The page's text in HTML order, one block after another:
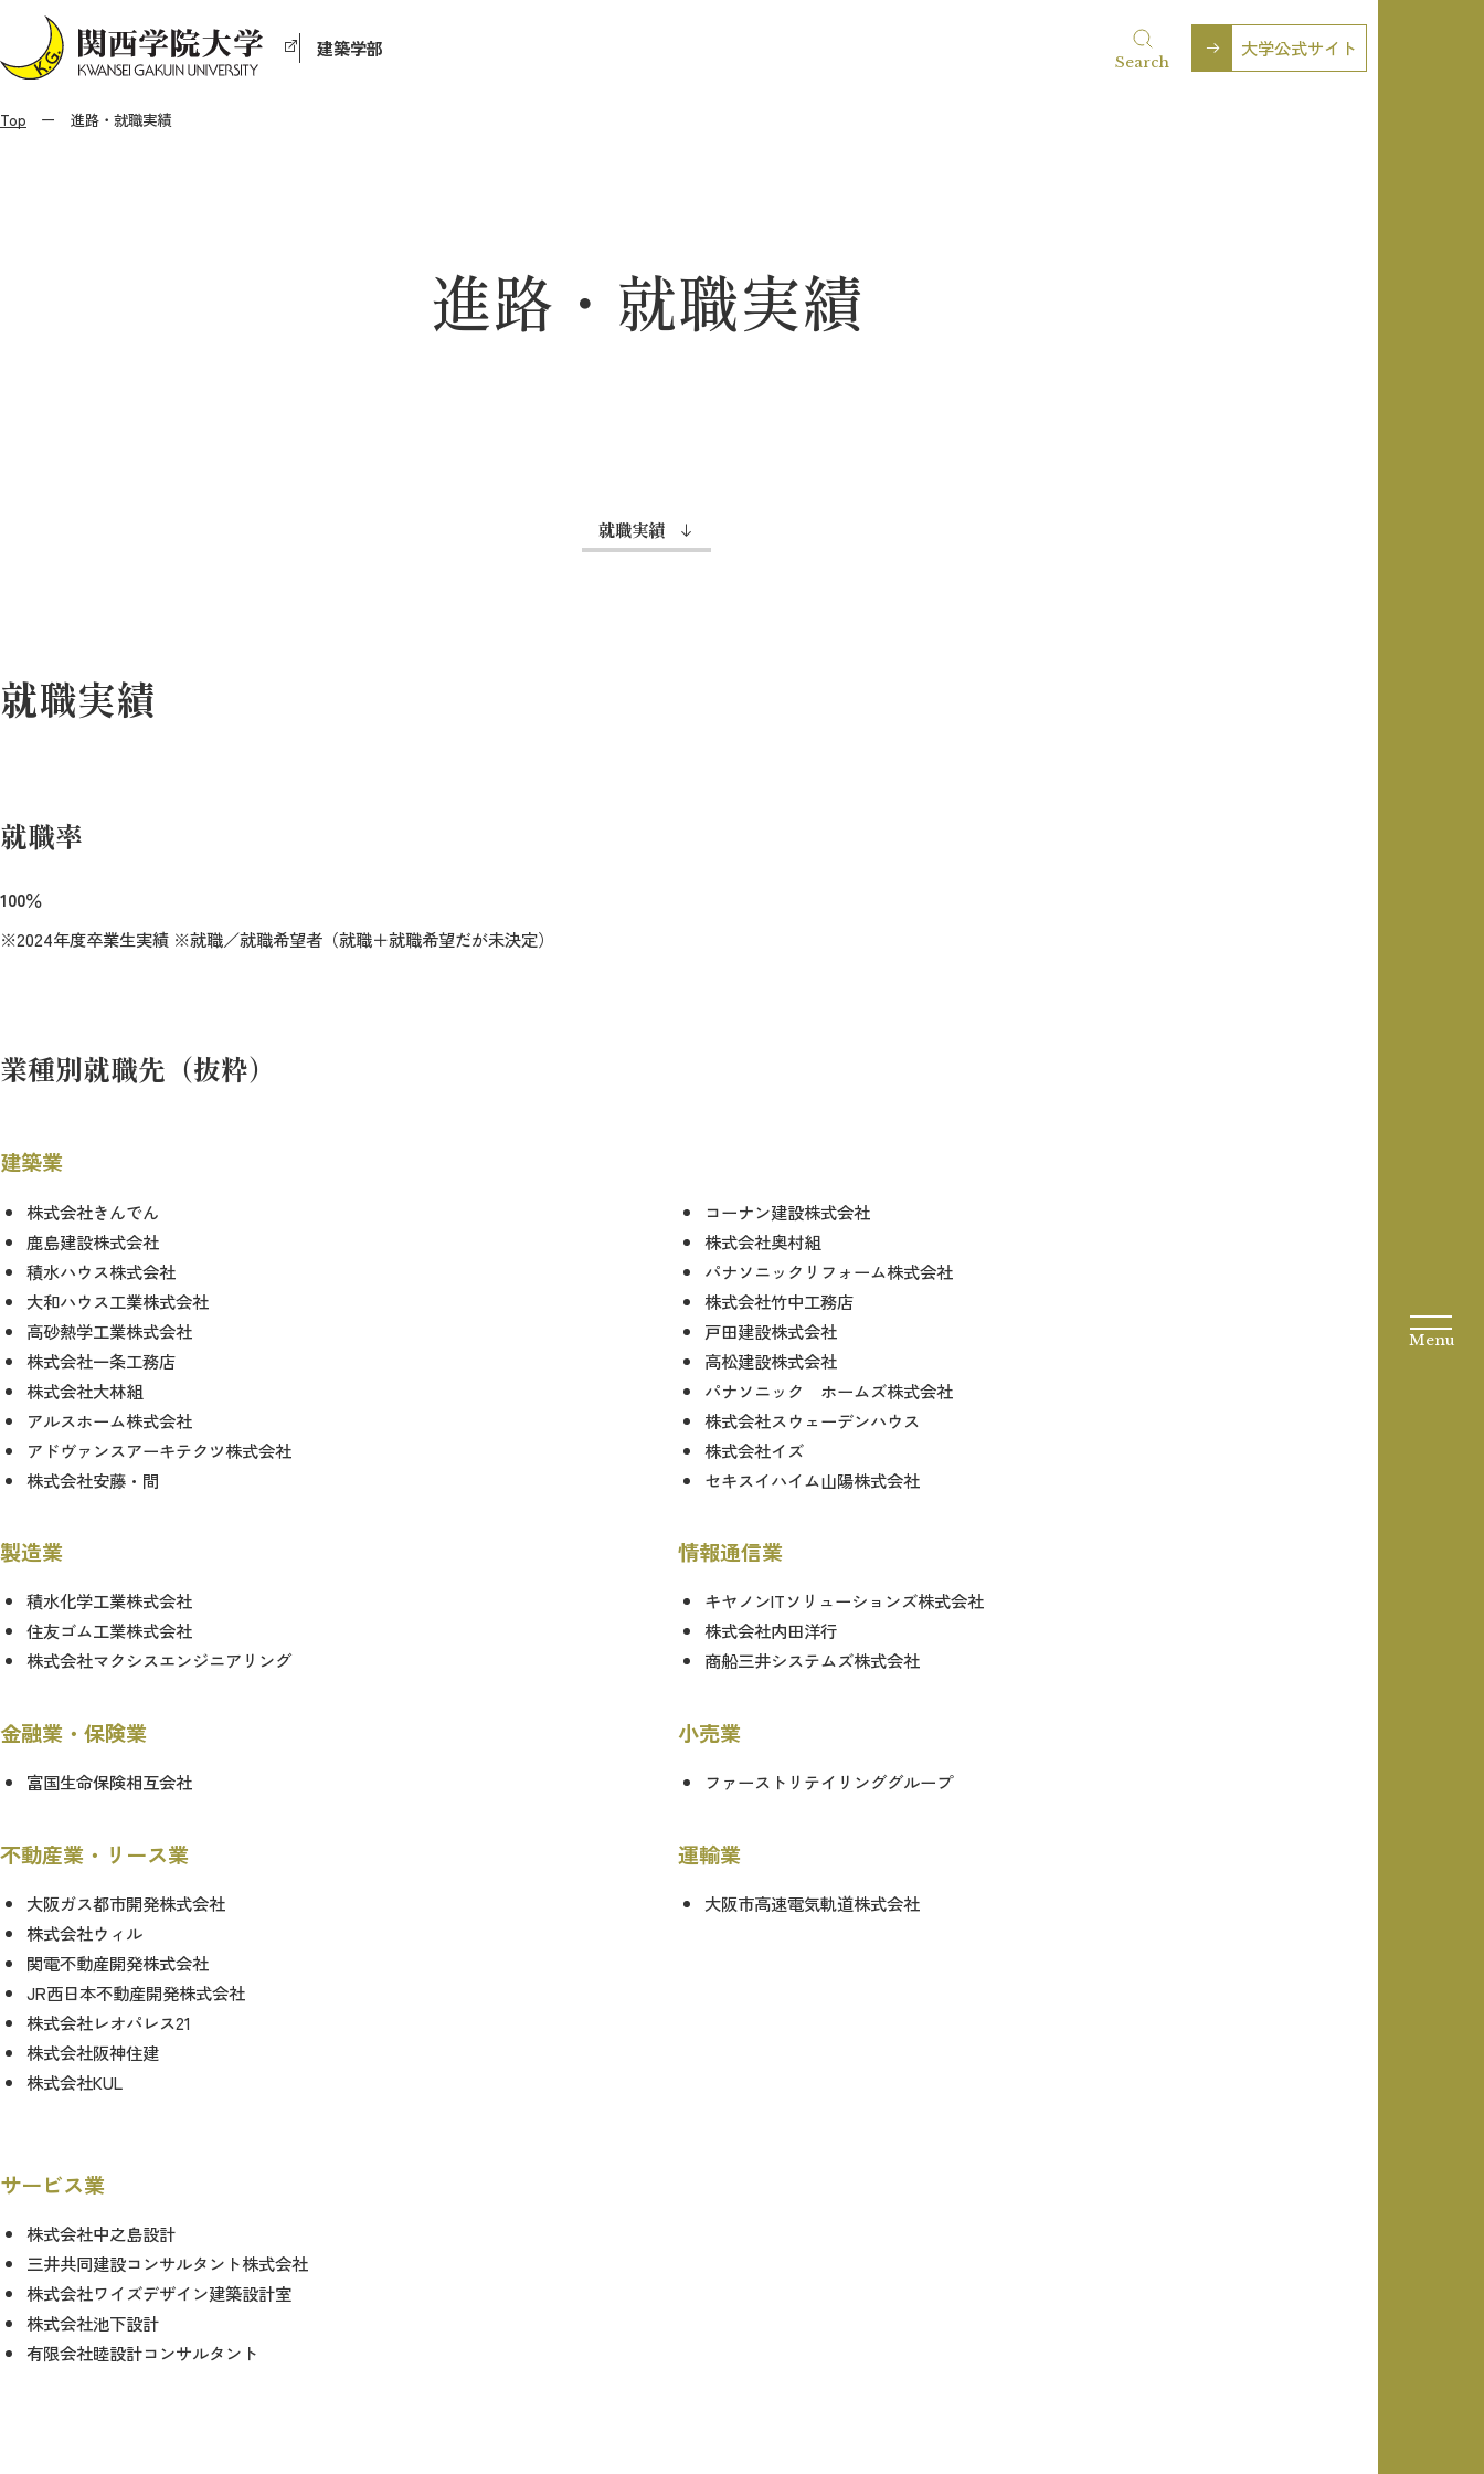
建築学部
Search
大学公式サイト
Top 進路・就職実績
進路・就職実績
就職実績
就職実績
就職率
100％
※2024年度卒業生実績 ※就職／就職希望者（就職＋就職希望だが未決定）
業種別就職先（抜粋）
建築業
株式会社きんでん
鹿島建設株式会社
積水ハウス株式会社
大和ハウス工業株式会社
高砂熱学工業株式会社
株式会社一条工務店
株式会社大林組
アルスホーム株式会社
アドヴァンスアーキテクツ株式会社
株式会社安藤・間
コーナン建設株式会社
株式会社奥村組
パナソニックリフォーム株式会社
株式会社竹中工務店
戸田建設株式会社
高松建設株式会社
パナソニック ホームズ株式会社
株式会社スウェーデンハウス
株式会社イズ
セキスイハイム山陽株式会社
製造業
積水化学工業株式会社
住友ゴム工業株式会社
株式会社マクシスエンジニアリング
情報通信業
キヤノンITソリューションズ株式会社
株式会社内田洋行
商船三井システムズ株式会社
金融業・保険業
富国生命保険相互会社
小売業
ファーストリテイリンググループ
不動産業・リース業
大阪ガス都市開発株式会社
株式会社ウィル
関電不動産開発株式会社
JR西日本不動産開発株式会社
株式会社レオパレス21
株式会社阪神住建
株式会社KUL
運輸業
大阪市高速電気軌道株式会社
サービス業
株式会社中之島設計
三井共同建設コンサルタント株式会社
株式会社ワイズデザイン建築設計室
株式会社池下設計
有限会社睦設計コンサルタント